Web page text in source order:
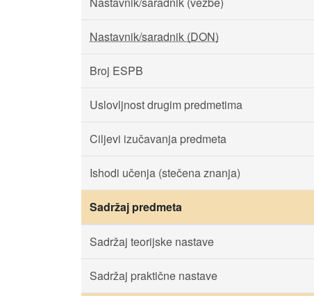
Nastavnik/saradnik (DON)
Broj ESPB
Uslovljnost drugim predmetima
Ciljevi izučavanja predmeta
Ishodi učenja (stečena znanja)
Sadržaj predmeta
Sadržaj teorijske nastave
Sadržaj praktične nastave